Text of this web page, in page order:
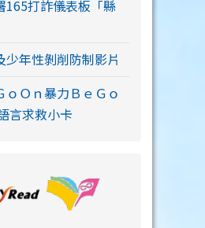
165打詐儀表板「縣
少年性剝削防制影片
ｏＯｎ暴力ＢｅＧｏ
言求救小卡